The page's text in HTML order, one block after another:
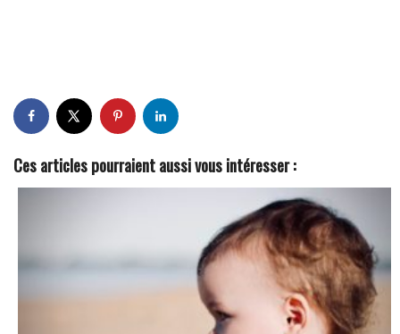
Ces articles pourraient aussi vous intéresser :